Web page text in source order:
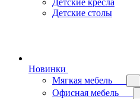
Детские кресла
Детские столы
Новинки
Мягкая мебель
Офисная мебель